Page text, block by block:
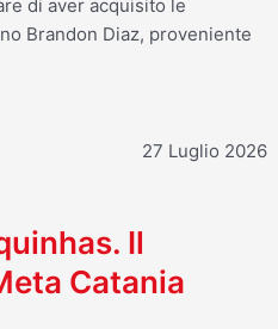
di aver acquisito le
Brandon Diaz, proveniente
27 Luglio 2026
Il
Catania